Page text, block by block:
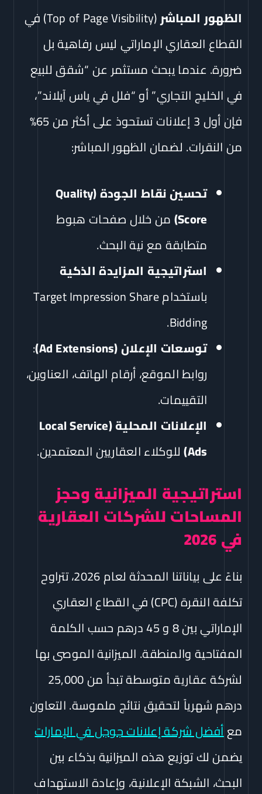
الظهور المباشر
(Top of Page Visibility) في
القطاع العقاري الإماراتي ليس رفاهية بل
ضرورة. عندما يبحث مستثمر عن “شقق للبيع
في الخليج التجاري” أو “فلل في ياس آيلاند”،
فإن أول 3 إعلانات تستحوذ على أكثر من 65%
من النقرات. لضمان الظهور المباشر:
تحسين نقاط الجودة (Quality
Score) من خلال صفحات هبوط
متطابقة مع نية البحث.
استراتيجية المزايدة الذكية
باستخدام Target Impression Share
Bidding.
توسعات الإعلان (Ad Extensions)
:
روابط الموقع، أرقام الهاتف، العناوين،
التقييمات.
الإعلانات المحلية (Local Service
Ads)للوكلاء العقاريين المعتمدين.
استراتيجية الميزانية وحجز
المساحات للشركات العقارية
في 2026
بناءً على بياناتنا المحدثة لعام 2026، تتراوح
تكلفة النقرة (CPC) في القطاع العقاري
الإماراتي بين 8 و 45 درهم حسب الكلمة
المفتاحية والمنطقة. الميزانية الموصى بها
لشركة عقارية متوسطة تبدأ من 25,000
درهم شهرياً لتحقيق نتائج ملموسة. التعاون
معأفضل شركة إعلانات جوجل في الإمارات
يضمن لك توزيع هذه الميزانية بذكاء بين
البحث، الشبكة الإعلانية، وإعادة الاستهداف